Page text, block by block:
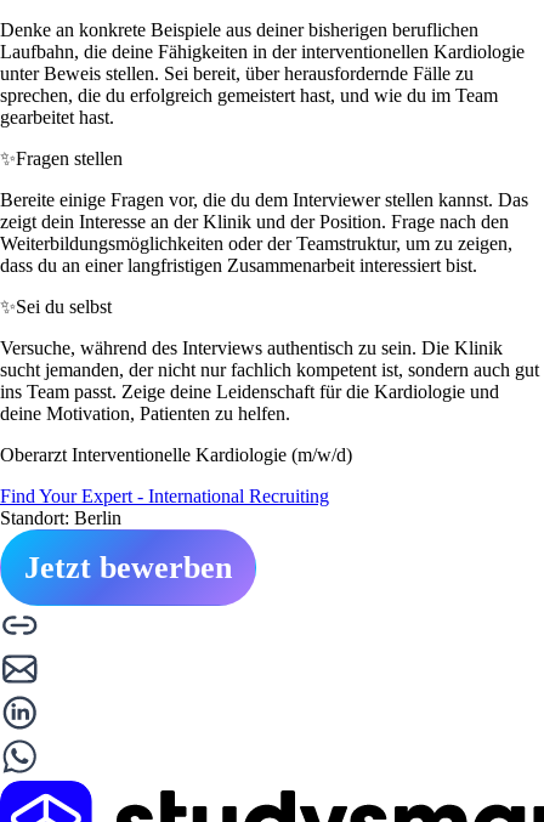
Denke an konkrete Beispiele aus deiner bisherigen beruflichen
Laufbahn, die deine Fähigkeiten in der interventionellen Kardiologie
unter Beweis stellen. Sei bereit, über herausfordernde Fälle zu
sprechen, die du erfolgreich gemeistert hast, und wie du im Team
gearbeitet hast.
✨Fragen stellen
Bereite einige Fragen vor, die du dem Interviewer stellen kannst. Das
zeigt dein Interesse an der Klinik und der Position. Frage nach den
Weiterbildungsmöglichkeiten oder der Teamstruktur, um zu zeigen,
dass du an einer langfristigen Zusammenarbeit interessiert bist.
✨Sei du selbst
Versuche, während des Interviews authentisch zu sein. Die Klinik
sucht jemanden, der nicht nur fachlich kompetent ist, sondern auch gut
ins Team passt. Zeige deine Leidenschaft für die Kardiologie und
deine Motivation, Patienten zu helfen.
Oberarzt Interventionelle Kardiologie (m/w/d)
Find Your Expert - International Recruiting
Standort: Berlin
Jetzt bewerben